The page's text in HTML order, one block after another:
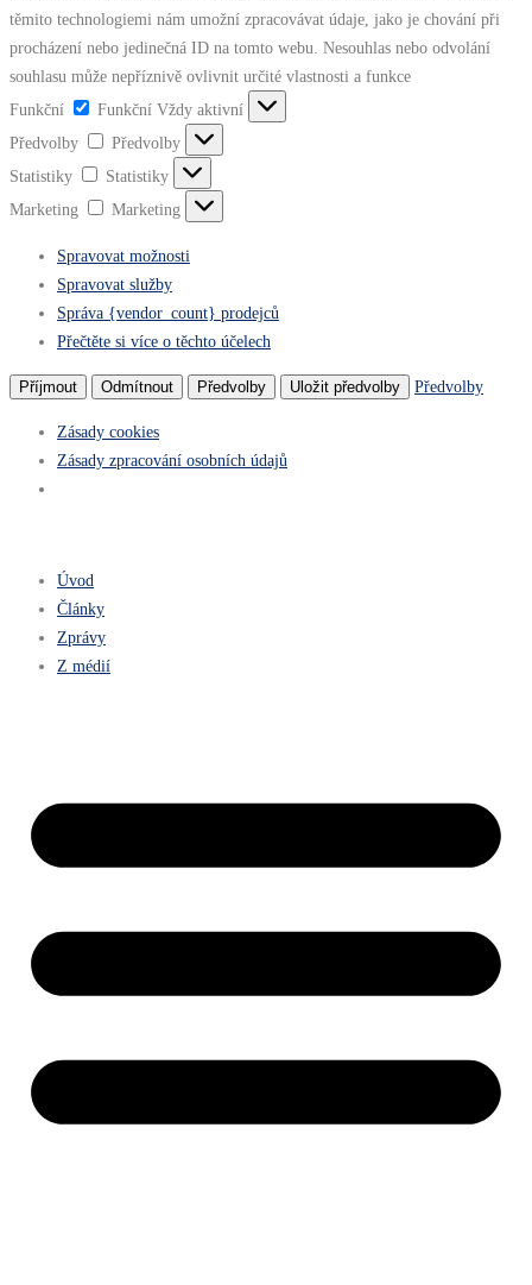
těmito technologiemi nám umožní zpracovávat údaje, jako je chování při
procházení nebo jedinečná ID na tomto webu. Nesouhlas nebo odvolání
souhlasu může nepříznivě ovlivnit určité vlastnosti a funkce
Funkční
Funkční Vždy aktivní
Předvolby
Předvolby
Statistiky
Statistiky
Marketing
Marketing
Spravovat možnosti
Spravovat služby
Správa {vendor_count} prodejců
Přečtěte si více o těchto účelech
Příjmout Odmítnout Předvolby Uložit předvolby Předvolby
Zásady cookies
Zásady zpracování osobních údajů
Úvod
Články
Zprávy
Z médií